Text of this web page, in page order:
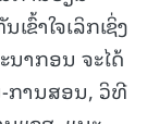
ຂົ້າໃຈເລິກເຊິ່ງ
າກອນ ຈະໄດ້
-ການສອນ, ວິທີ